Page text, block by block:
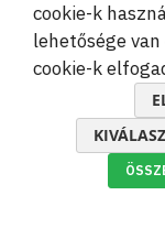
©
cookie-k
lehetősége
cookie-k